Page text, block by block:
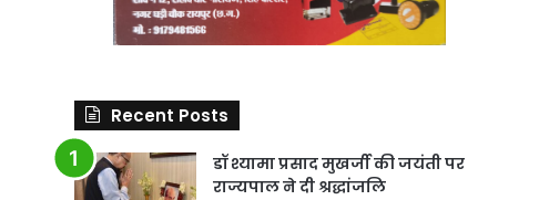
Recent Posts
डॉ श्यामा प्रसाद मुखर्जी की जयंती पर
राज्यपाल ने दी श्रद्धांजलि